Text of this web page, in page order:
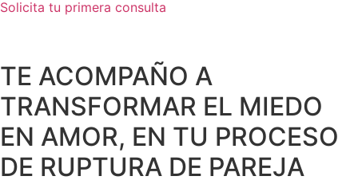
Solicita tu primera consulta
TE ACOMPAÑO A
TRANSFORMAR EL MIEDO
EN AMOR, EN TU PROCESO
DE RUPTURA DE PAREJA